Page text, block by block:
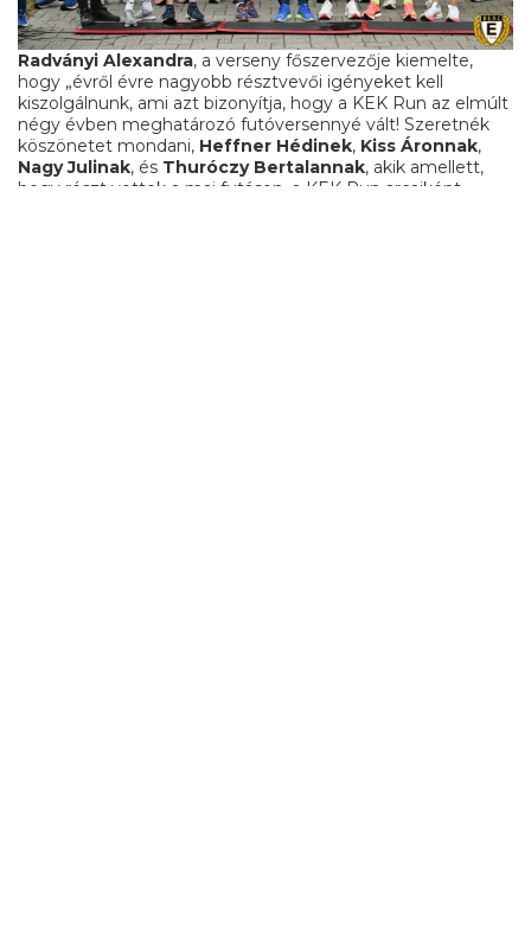
Radványi Alexandra, a verseny főszervezője kiemelte,
hogy „évről évre nagyobb résztvevői igényeket kell
kiszolgálnunk, ami azt bizonyítja, hogy a KEK Run az elmúlt
négy évben meghatározó futóversennyé vált! Szeretnék
köszönetet mondani, Heffner Hédinek, Kiss Áronnak,
Nagy Julinak, és Thuróczy Bertalannak, akik amellett,
hogy részt vettek a mai futáson, a KEK Run arcaiként